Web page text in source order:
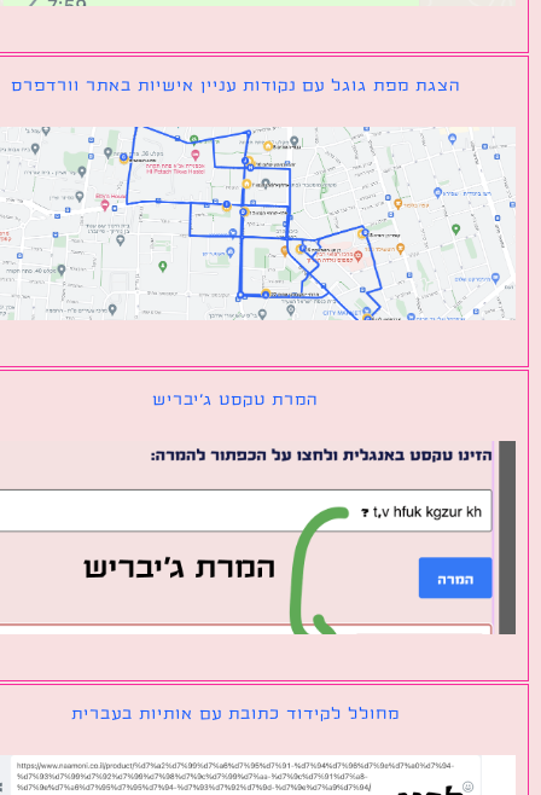
הצגת מפת גוגל עם נקודות עניין אישיות באתר וורדפרס
המרת טקסט ג׳יבריש
מחולל לקידוד כתובת עם אותיות בעברית